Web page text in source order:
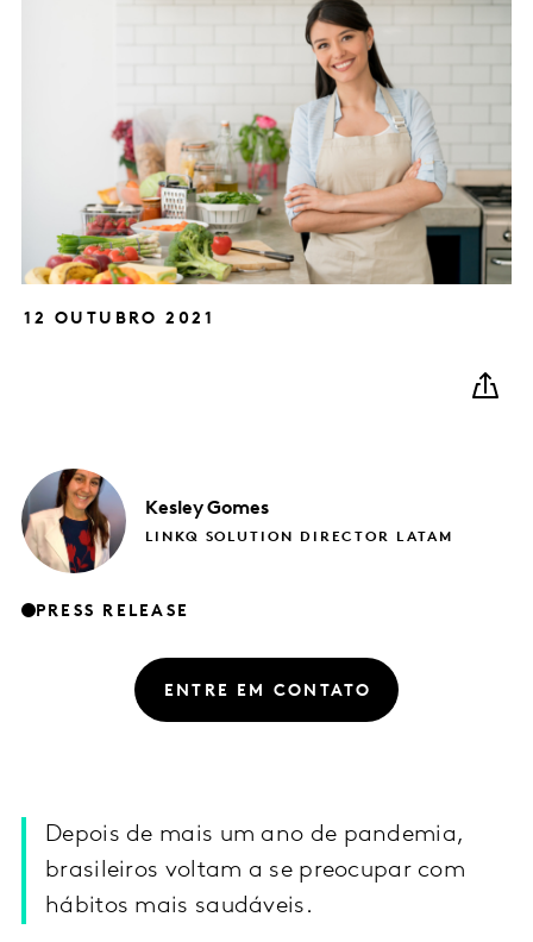
12 OUTUBRO 2021
KesleyGomes
LINKQ SOLUTION DIRECTOR LATAM
PRESS RELEASE
ENTRE EM CONTATO
Depois de mais um ano de pandemia,
brasileiros voltam a se preocupar com
hábitos mais saudáveis.